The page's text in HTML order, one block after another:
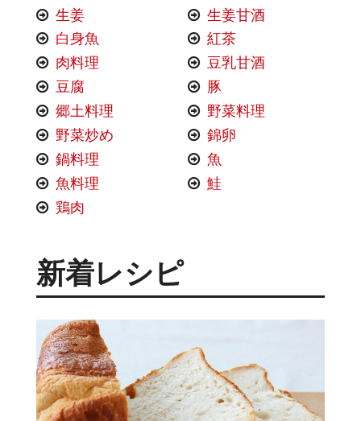
生姜
生姜甘酒
白身魚
紅茶
肉料理
豆乳甘酒
豆腐
豚
郷土料理
野菜料理
野菜炒め
錦卵
鍋料理
魚
魚料理
鮭
鶏肉
新着レシピ